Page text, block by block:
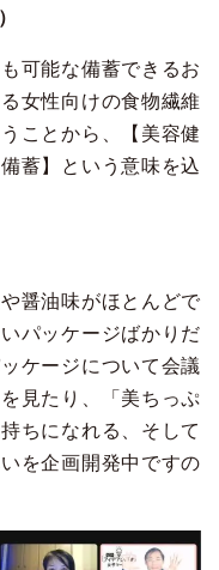
可能な備蓄できるお
女性向けの食物繊維
ことから、【美容健
蓄】という意味を込
醤油味がほとんどで
パッケージばかりだ
ケージについて会議
見たり、「美ちっぷ
ちになれる、そして
を企画開発中ですの